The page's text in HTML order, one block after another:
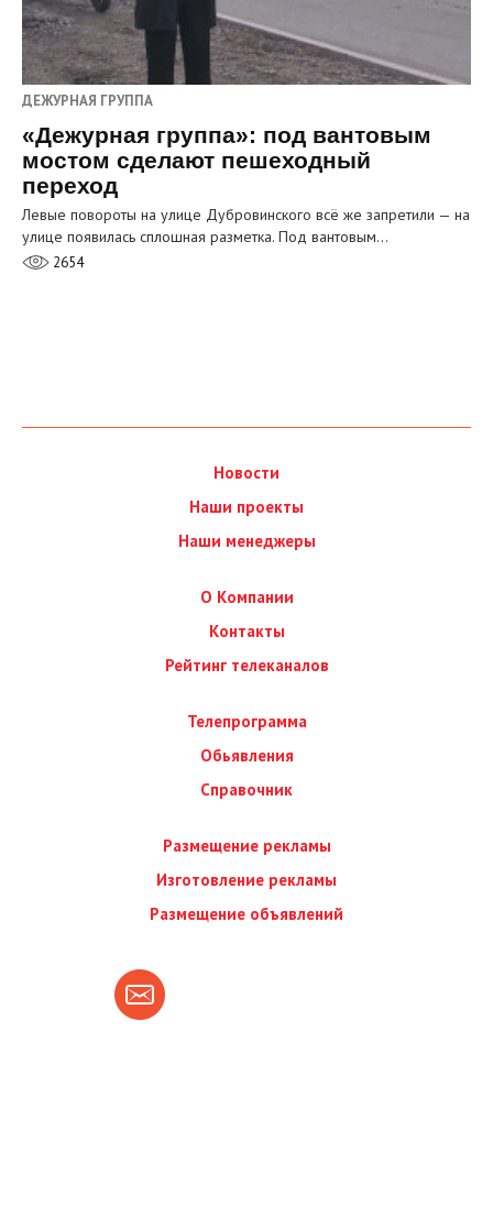
ДЕЖУРНАЯ ГРУППА
«Дежурная группа»: под вантовым
мостом сделают пешеходный
переход
Левые повороты на улице Дубровинского всё же запретили — на
улице появилась сплошная разметка. Под вантовым…
2654
Новости
Наши проекты
Наши менеджеры
О Компании
Контакты
Рейтинг телеканалов
Телепрограмма
Обьявления
Справочник
Размещение рекламы
Изготовление рекламы
Размещение объявлений